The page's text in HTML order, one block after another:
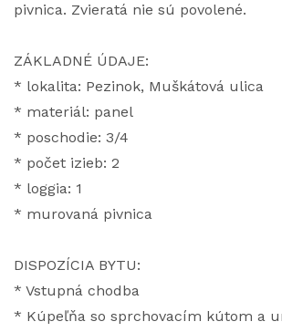
pivnica. Zvieratá nie sú povolené.
ZÁKLADNÉ ÚDAJE:
* lokalita: Pezinok, Muškátová ulica
* materiál: panel
* poschodie: 3/4
* počet izieb: 2
* loggia: 1
* murovaná pivnica
DISPOZÍCIA BYTU:
* Vstupná chodba
* Kúpeľňa so sprchovacím kútom a